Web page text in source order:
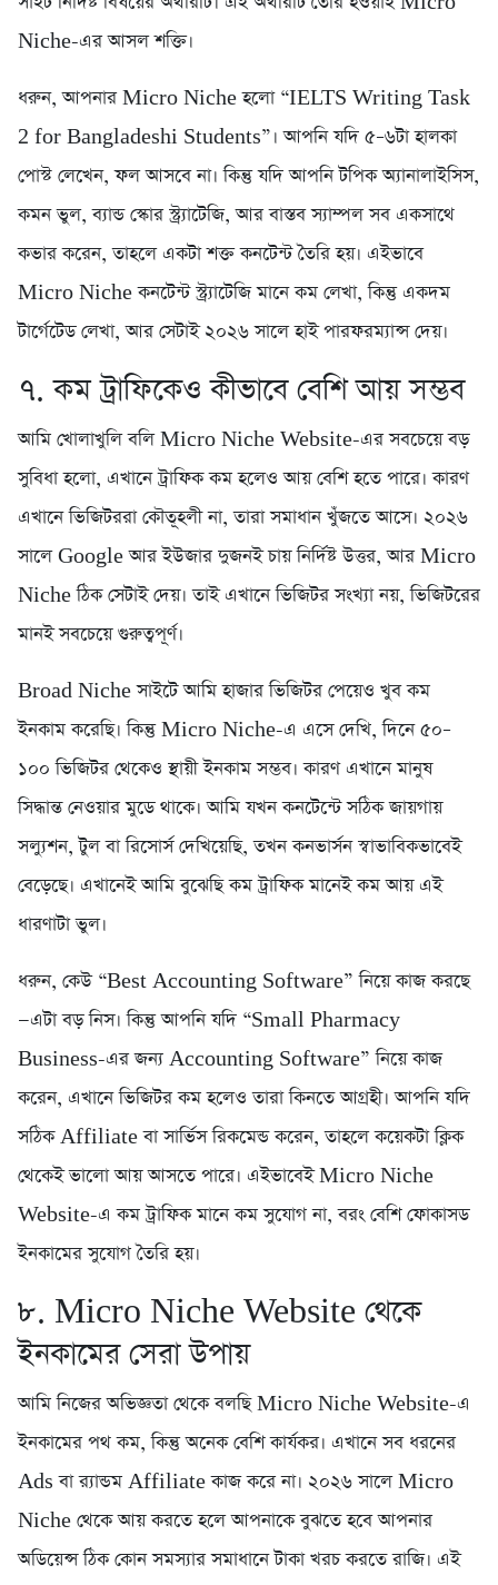
Niche-এর আসল শক্তি।
ধরুন, আপনার Micro Niche হলো “IELTS Writing Task
2 for Bangladeshi Students”। আপনি যদি ৫–৬টা হালকা
পোস্ট লেখেন, ফল আসবে না। কিন্তু যদি আপনি টপিক অ্যানালাইসিস,
কমন ভুল, ব্যান্ড স্কোর স্ট্র্যাটেজি, আর বাস্তব স্যাম্পল সব একসাথে
কভার করেন, তাহলে একটা শক্ত কনটেন্ট তৈরি হয়। এইভাবে
Micro Niche কনটেন্ট স্ট্র্যাটেজি মানে কম লেখা, কিন্তু একদম
টার্গেটেড লেখা, আর সেটাই ২০২৬ সালে হাই পারফরম্যান্স দেয়।
৭. কম ট্রাফিকেও কীভাবে বেশি আয় সম্ভব
আমি খোলাখুলি বলি Micro Niche Website-এর সবচেয়ে বড়
সুবিধা হলো, এখানে ট্রাফিক কম হলেও আয় বেশি হতে পারে। কারণ
এখানে ভিজিটররা কৌতূহলী না, তারা সমাধান খুঁজতে আসে। ২০২৬
সালে Google আর ইউজার দুজনই চায় নির্দিষ্ট উত্তর, আর Micro
Niche ঠিক সেটাই দেয়। তাই এখানে ভিজিটর সংখ্যা নয়, ভিজিটরের
মানই সবচেয়ে গুরুত্বপূর্ণ।
Broad Niche সাইটে আমি হাজার ভিজিটর পেয়েও খুব কম
ইনকাম করেছি। কিন্তু Micro Niche-এ এসে দেখি, দিনে ৫০–
১০০ ভিজিটর থেকেও স্থায়ী ইনকাম সম্ভব। কারণ এখানে মানুষ
সিদ্ধান্ত নেওয়ার মুডে থাকে। আমি যখন কনটেন্টে সঠিক জায়গায়
সল্যুশন, টুল বা রিসোর্স দেখিয়েছি, তখন কনভার্সন স্বাভাবিকভাবেই
বেড়েছে। এখানেই আমি বুঝেছি কম ট্রাফিক মানেই কম আয় এই
ধারণাটা ভুল।
ধরুন, কেউ “Best Accounting Software” নিয়ে কাজ করছে
—এটা বড় নিস। কিন্তু আপনি যদি “Small Pharmacy
Business-এর জন্য Accounting Software” নিয়ে কাজ
করেন, এখানে ভিজিটর কম হলেও তারা কিনতে আগ্রহী। আপনি যদি
সঠিক Affiliate বা সার্ভিস রিকমেন্ড করেন, তাহলে কয়েকটা ক্লিক
থেকেই ভালো আয় আসতে পারে। এইভাবেই Micro Niche
Website-এ কম ট্রাফিক মানে কম সুযোগ না, বরং বেশি ফোকাসড
ইনকামের সুযোগ তৈরি হয়।
৮. Micro Niche Website থেকে
ইনকামের সেরা উপায়
আমি নিজের অভিজ্ঞতা থেকে বলছি Micro Niche Website-এ
ইনকামের পথ কম, কিন্তু অনেক বেশি কার্যকর। এখানে সব ধরনের
Ads বা র‍্যান্ডম Affiliate কাজ করে না। ২০২৬ সালে Micro
Niche থেকে আয় করতে হলে আপনাকে বুঝতে হবে আপনার
অডিয়েন্স ঠিক কোন সমস্যার সমাধানে টাকা খরচ করতে রাজি। এই